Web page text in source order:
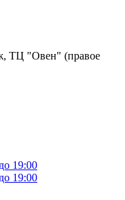
ТЦ "Овен" (правое
19:00
19:00